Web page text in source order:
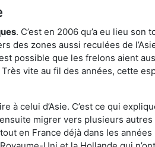
. C’est en 2006 qu’a eu lieu
des zones aussi reculées de
possible que les frelons aient
vite au fil des années, cette
celui d’Asie. C’est ce qui
migrer vers plusieurs
en France déjà dans les